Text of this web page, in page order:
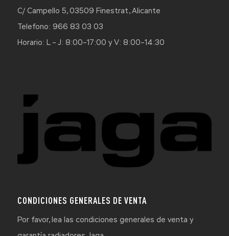
C/ Campello 5, 03509 Finestrat, Alicante
Telefono: 966 83 03 03
Horario: L – J: 8:00–17:00 y V: 8:00–14:30
CONDICIONES GENERALES DE VENTA
Por favor, lea las condiciones generales de venta y